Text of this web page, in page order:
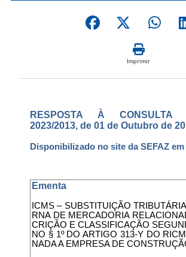
Imprimir
RESPOSTA À CONSULTA
2023/2013, de 01 de Outubro de
Disponibilizado no site da SEFAZ em
Ementa
ICMS – SUBSTITUIÇÃO
RNA DE MERCADORIA
CRIÇÃO E CLASSIFICAÇÃO
NO § 1º DO ARTIGO 313-Y DO
NADA A EMPRESA DE